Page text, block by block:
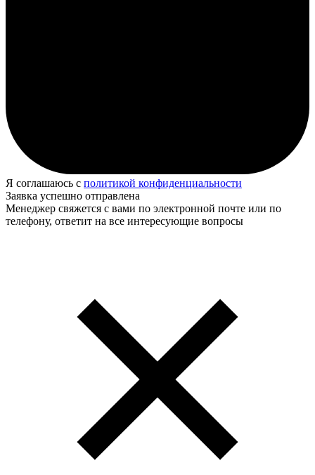
Я соглашаюсь с политикой конфиденциальности
Заявка успешно отправлена
Менеджер свяжется с вами по электронной почте или по
телефону, ответит на все интересующие вопросы